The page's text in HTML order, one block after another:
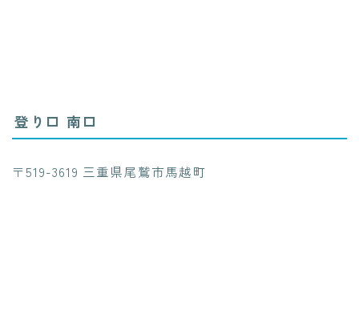
登り口 南口
〒519-3619 三重県尾鷲市馬越町